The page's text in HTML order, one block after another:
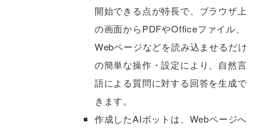
開始できる点が特長で、ブラウザ上
の画面からPDFやOfficeファイル、
Webページなどを読み込ませるだけ
の簡単な操作・設定により、自然言
語による質問に対する回答を生成で
きます。
作成したAIボットは、Webページへ